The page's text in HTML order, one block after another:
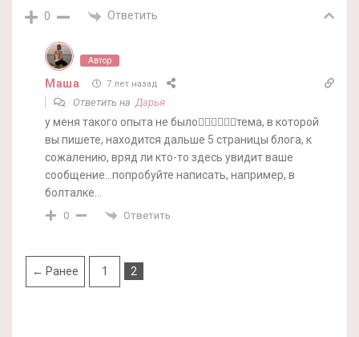
0 Ответить
Автор
Маша 7 лет назад
Ответить на Дарья
у меня такого опыта не было🤷‍♀️🤷‍♀️🤷‍♀️тема, в которой
вы пишете, находится дальше 5 страницы блога, к
сожалению, вряд ли кто-то здесь увидит ваше
сообщение…попробуйте написать, например, в
болталке…
0 Ответить
← Ранее 1 2